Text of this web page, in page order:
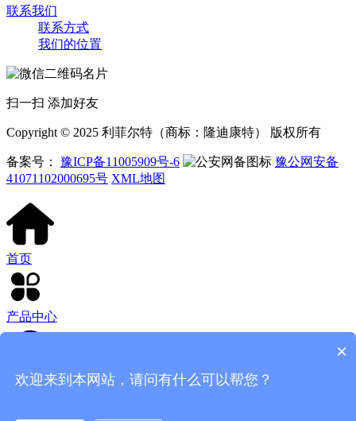
联系我们
联系方式
我们的位置
扫一扫 添加好友
Copyright © 2025 利菲尔特（商标：隆迪康特） 版权所有
备案号： 豫ICP备11005909号-6
豫公网安备
41071102000695号 XML地图
首页
产品中心
客服电话
×
欢迎来到本网站，请问有什么可以帮您？